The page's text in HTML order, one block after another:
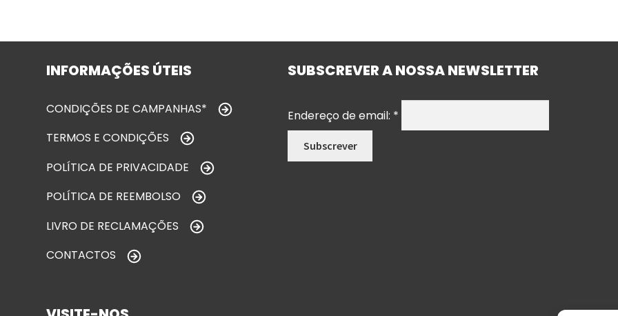
INFORMAÇÕES ÚTEIS
CONDIÇÕES DE CAMPANHAS*
TERMOS E CONDIÇÕES
POLÍTICA DE PRIVACIDADE
POLÍTICA DE REEMBOLSO
LIVRO DE RECLAMAÇÕES
CONTACTOS
SUBSCREVER A NOSSA NEWSLETTER
Endereço de email: *